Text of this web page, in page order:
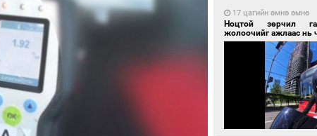
17 цагийн өмнө өмнө
Ноцтой зөрчил
жолоочийг ажлаас нь